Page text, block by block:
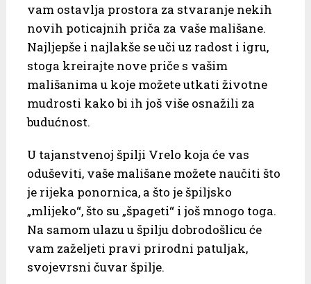
vam ostavlja prostora za stvaranje nekih
novih poticajnih priča za vaše mališane.
Najljepše i najlakše se uči uz radost i igru,
stoga kreirajte nove priče s vašim
mališanima u koje možete utkati životne
mudrosti kako bi ih još više osnažili za
budućnost.
U tajanstvenoj špilji Vrelo koja će vas
oduševiti, vaše mališane možete naučiti što
je rijeka ponornica, a što je špiljsko
„mlijeko“, što su „špageti“ i još mnogo toga.
Na samom ulazu u špilju dobrodošlicu će
vam zaželjeti pravi prirodni patuljak,
svojevrsni čuvar špilje.